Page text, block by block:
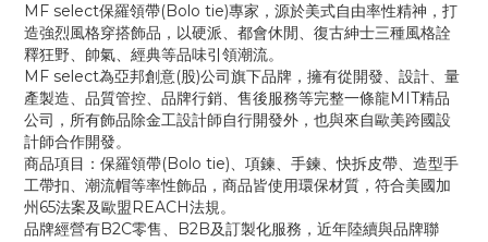
MF select保羅領帶(Bolo tie)專家，源於美式自由率性精神，打
造強烈風格穿搭飾品，以硬派、都會休閒、復古紳士三種風格詮
釋狂野、帥氣、經典等品味引領潮流。
MF select為亞邦創意(股)公司旗下品牌，擁有從開發、設計、量
產製造、品質管控、品牌行銷、售後服務等完整一條龍MIT精品
公司，所有飾品除金工設計師自行開發外，也與來自歐美跨國設
計師合作開發。
商品項目：保羅領帶(Bolo tie)、項鍊、手鍊、快拆皮帶、造型手
工帶扣、潮流帽等率性飾品，商品皆使用環保材質，符合美國加
州65法案及歐盟REACH法規。
品牌經營有B2C零售、B2B及訂製化服務，近年陸續與品牌聯